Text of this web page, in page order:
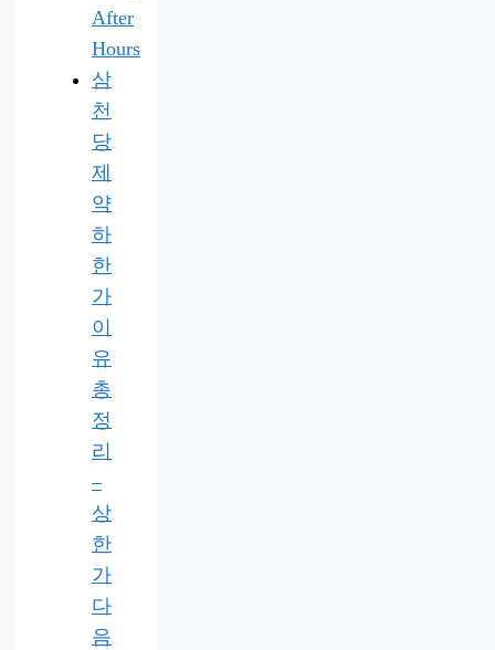
After
Hours
삼
천
당
제
약
하
한
가
이
유
총
정
리
–
상
한
가
다
음